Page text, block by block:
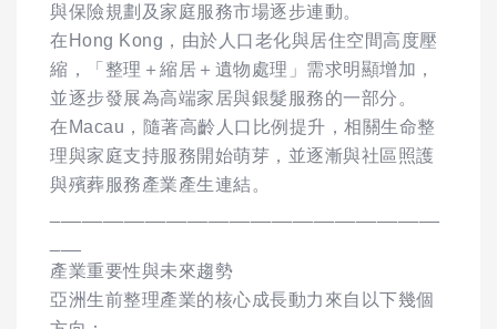
與保險規劃及家庭服務市場逐步連動。
在Hong Kong，由於人口老化與居住空間高度壓
縮，「整理＋縮居＋遺物處理」需求明顯增加，
並逐步發展為高端家居與銀髮服務的一部分。
在Macau，隨著高齡人口比例提升，相關生命整
理與家庭支持服務開始萌芽，並逐漸與社區照護
與殯葬服務產業產生連結。
產業重要性與未來趨勢
亞洲生前整理產業的核心成長動力來自以下幾個